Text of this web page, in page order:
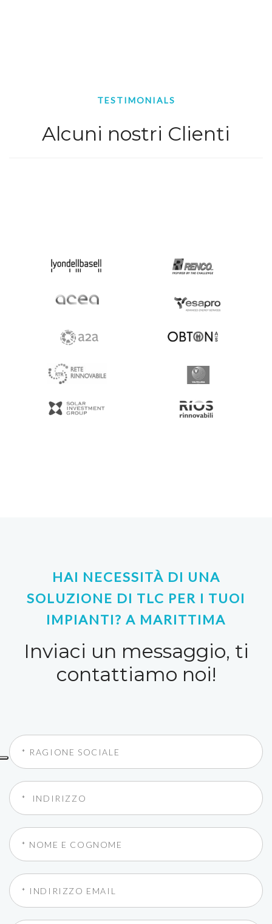
TESTIMONIALS
Alcuni nostri Clienti
HAI NECESSITÀ DI UNA
SOLUZIONE DI TLC PER I TUOI
IMPIANTI? A MARITTIMA
Inviaci un messaggio, ti
contattiamo noi!